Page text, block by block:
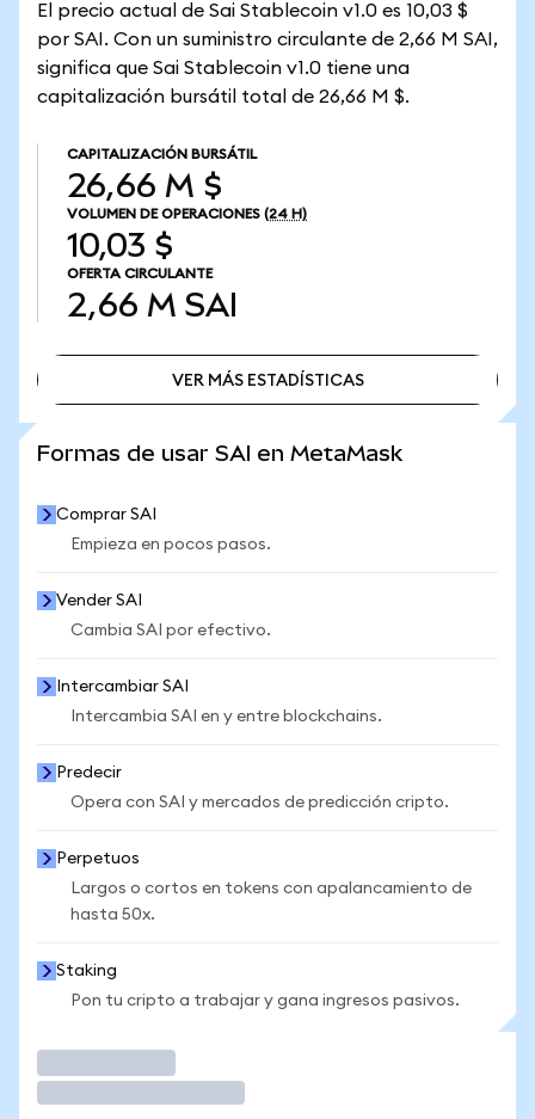
El precio actual de Sai Stablecoin v1.0 es 10,03 $
por SAI. Con un suministro circulante de 2,66 M SAI,
significa que Sai Stablecoin v1.0 tiene una
capitalización bursátil total de 26,66 M $.
CAPITALIZACIÓN BURSÁTIL
26,66 M $
VOLUMEN DE OPERACIONES (24 H)
10,03 $
OFERTA CIRCULANTE
2,66 M SAI
VER MÁS ESTADÍSTICAS
Formas de usar SAI en MetaMask
Comprar SAI
Empieza en pocos pasos.
Vender SAI
Cambia SAI por efectivo.
Intercambiar SAI
Intercambia SAI en y entre blockchains.
Predecir
Opera con SAI y mercados de predicción cripto.
Perpetuos
Largos o cortos en tokens con apalancamiento de
hasta 50x.
Staking
Pon tu cripto a trabajar y gana ingresos pasivos.